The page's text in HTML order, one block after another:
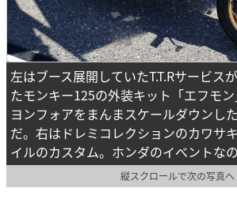
左はブース展開していたT.T.Rサービス
たモンキー125の外装キット「エフモ
ヨンフォアをまんまスケールダウンし
だ。右はドレミコレクションのカワサ
イルのカスタム。ホンダのイベントな
縦スクロールで次の写真へ